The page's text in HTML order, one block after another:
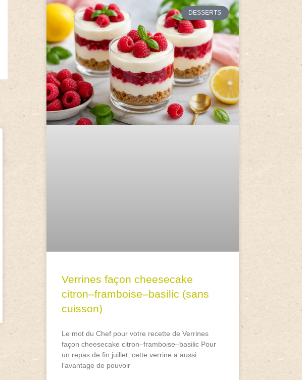
DESSERTS
Verrines façon cheesecake
citron–framboise–basilic (sans
cuisson)
Le mot du Chef pour votre recette de Verrines
façon cheesecake citron–framboise–basilic Pour
un repas de fin juillet, cette verrine a aussi
l’avantage de pouvoir